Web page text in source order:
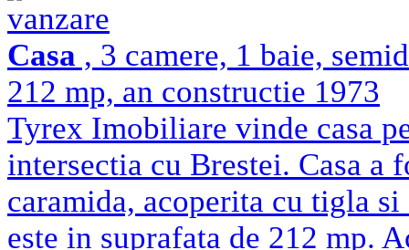
vanzare
Casa , 3 camere, 1 baie,
212 mp, an constructie 1973
Tyrex Imobiliare vinde casa
intersectia cu Brestei. Casa a
caramida, acoperita cu tigla
este in suprafata de 212 mp.